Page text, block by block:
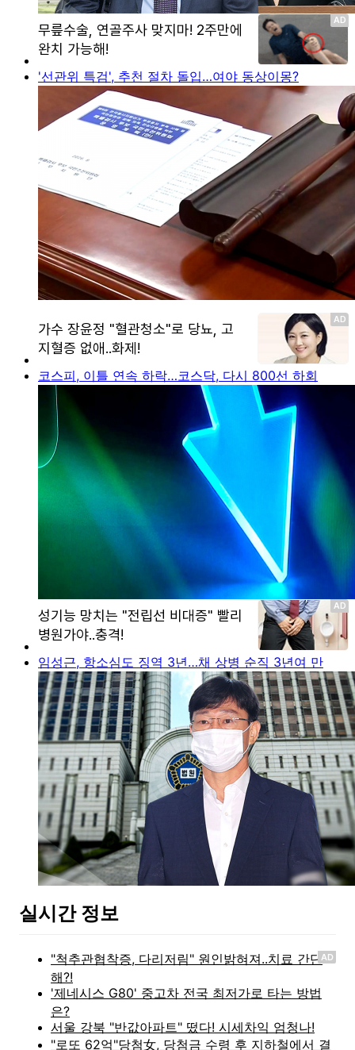
'선관위 특검', 추천 절차 돌입…여야 동상이몽?
코스피, 이틀 연속 하락…코스닥, 다시 800선 하회
임성근, 항소심도 징역 3년…채 상병 순직 3년여 만
실시간 정보
AD